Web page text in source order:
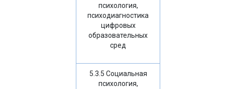
психология,
психодиагностика
цифровых
образовательных
сред
5.3.5 Социальная
психология,